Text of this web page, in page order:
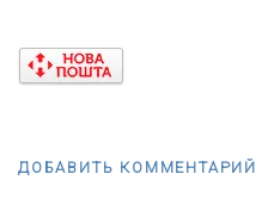
ДОБАВИТЬ КОММЕНТАРИЙ